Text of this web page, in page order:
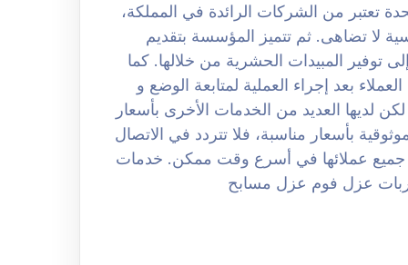
المتحدة تعتبر من الشركات الرائدة في المملكة،
لا تضاهى. ثم تتميز المؤسسة بتقديم
توفير المبيدات الحشرية من خلالها. كما
بعد إجراء العملية لمتابعة الوضع و
لديها العديد من الخدمات الأخرى بأسعار
بأسعار مناسبة، فلا تتردد في الاتصال
جميع عملائها في أسرع وقت ممكن. خدمات
عزل فوم عزل مسابح